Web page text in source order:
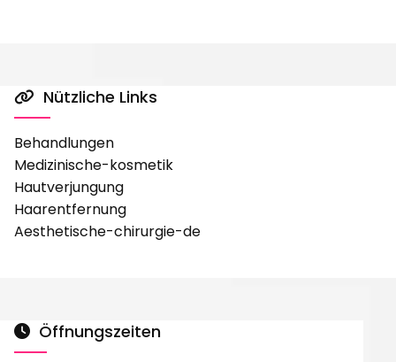
 Nützliche Links
Behandlungen
Medizinische-kosmetik
Hautverjungung
Haarentfernung
Aesthetische-chirurgie-de
 Öffnungszeiten